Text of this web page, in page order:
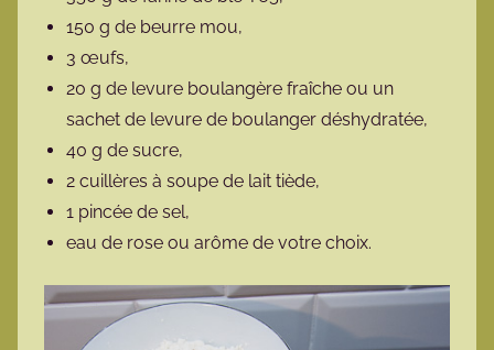
150 g de beurre mou,
3 œufs,
20 g de levure boulangère fraîche ou un
sachet de levure de boulanger déshydratée,
40 g de sucre,
2 cuillères à soupe de lait tiède,
1 pincée de sel,
eau de rose ou arôme de votre choix.